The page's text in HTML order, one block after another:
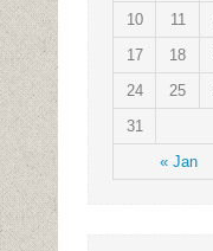
« Jan
10
11
17
18
24
25
31